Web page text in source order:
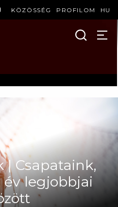
KÖZÖSSÉG PROFILOM HU
| Csapataink,
év legjobbjai